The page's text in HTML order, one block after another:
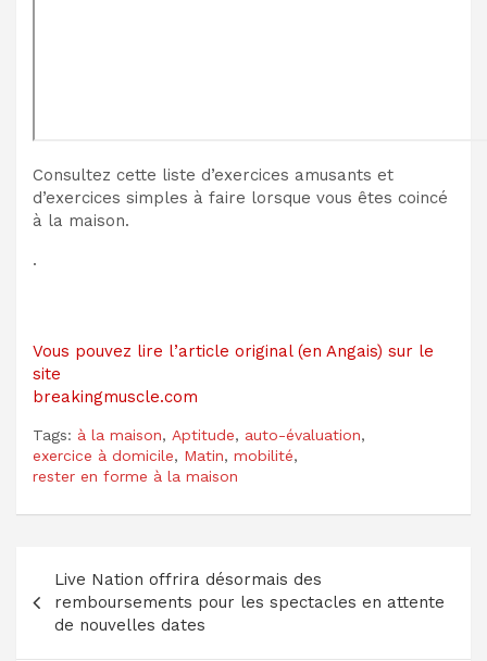
Consultez cette liste d’exercices amusants et
d’exercices simples à faire lorsque vous êtes coincé
à la maison.
.
Vous pouvez lire l’article original (en Angais) sur le
site
breakingmuscle.com
Tags: à la maison, Aptitude, auto-évaluation,
exercice à domicile, Matin, mobilité,
rester en forme à la maison
Navigation
de
l’article
Live Nation offrira désormais des
remboursements pour les spectacles en attente
de nouvelles dates